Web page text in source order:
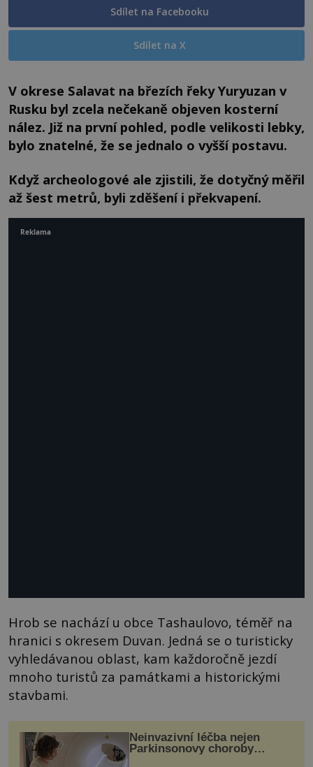
Sdílet na Facebooku
Sdílet na X
V okrese Salavat na březích řeky Yuryuzan v
Rusku byl zcela nečekaně objeven kosterní
nález. Již na první pohled, podle velikosti lebky,
bylo znatelné, že se jednalo o vyšší postavu.
Když archeologové ale zjistili, že dotyčný měřil
až šest metrů, byli zděšení i překvapení.
Hrob se nachází u obce Tashaulovo, téměř na
hranici s okresem Duvan. Jedná se o turisticky
vyhledávanou oblast, kam každoročně jezdí
mnoho turistů za památkami a historickými
stavbami.
Neinvazivní léčba nejen
Parkinsonovy choroby
Reklama